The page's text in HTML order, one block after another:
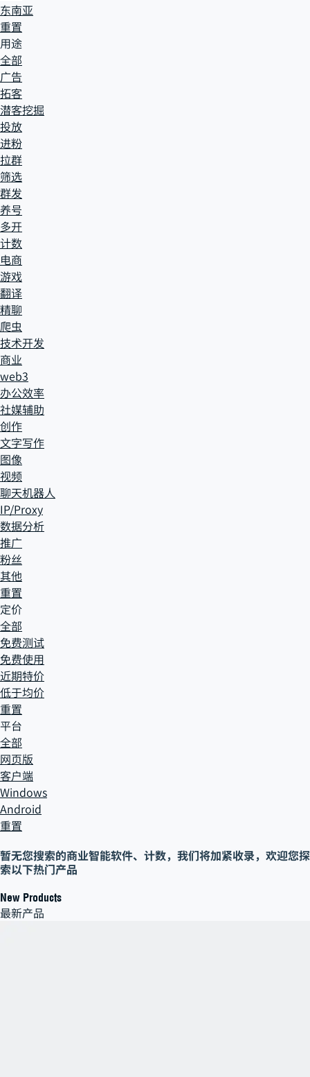
东南亚
重置
用途
全部
广告
拓客
潜客挖掘
投放
进粉
拉群
筛选
群发
养号
多开
计数
电商
游戏
翻译
精聊
爬虫
技术开发
商业
web3
办公效率
社媒辅助
创作
文字写作
图像
视频
聊天机器人
IP/Proxy
数据分析
推广
粉丝
其他
重置
定价
全部
免费测试
免费使用
近期特价
低于均价
重置
平台
全部
网页版
客户端
Windows
Android
重置
暂无您搜索的商业智能软件、计数， 我们将加紧收录，欢迎您探
索以下热门产品
New Products
最新产品